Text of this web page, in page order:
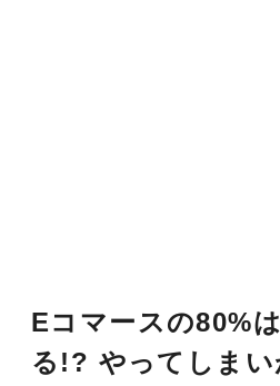
Eコマースの80%
る!? やってしまい